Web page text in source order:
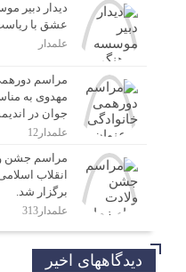
دیدار دبیر
عشق با
علمدار
مراسم
مهدوی به
جوان در
علمدار12
مراسم جشن
انقلاب
برگزار شد.
علمدار313
دیدگاههای اخیر